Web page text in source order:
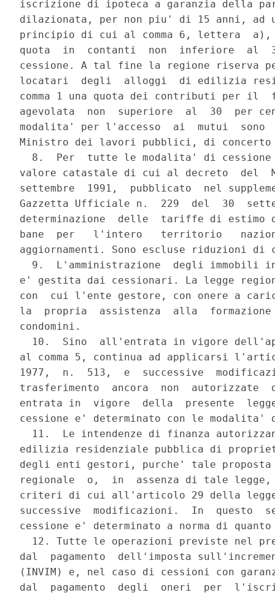
iscrizione di ipoteca a garanzia della
dilazionata, per non piu' di 15 anni, ad
principio di cui al comma 6, lettera  a),
quota  in  contanti  non  inferiore  al
cessione. A tal fine la regione riserva
locatari  degli  alloggi  di edilizia
comma 1 una quota dei contributi per il
agevolata  non  superiore  al  30  per
modalita' per l'accesso  ai  mutui  sono
Ministro dei lavori pubblici, di
8.  Per  tutte le modalita' di
valore catastale di cui al decreto  del
settembre  1991,  pubblicato  nel
Gazzetta Ufficiale n.  229  del  30
determinazione  delle  tariffe di
bane  per   l'intero   territorio
aggiornamenti. Sono escluse riduzioni
9.  L'amministrazione  degli immobili
e' gestita dai cessionari. La legge
con  cui l'ente gestore, con onere a
la  propria  assistenza  alla
condomini.
10.  Sino  all'entrata in vigore
al comma 5, continua ad applicarsi
1977,  n.  513,  e  successive
trasferimento  ancora  non
entrata in  vigore  della  presente
cessione e' determinato con le modalita'
11.  Le intendenze di finanza
edilizia residenziale pubblica di
degli enti gestori, purche' tale
regionale  o,  in  assenza di tale
criteri di cui all'articolo 29 della legge
successive  modificazioni.  In  questo
cessione e' determinato a norma di
12. Tutte le operazioni previste nel
dal  pagamento  dell'imposta
(INVIM) e, nel caso di cessioni con
dal  pagamento  degli  oneri  per